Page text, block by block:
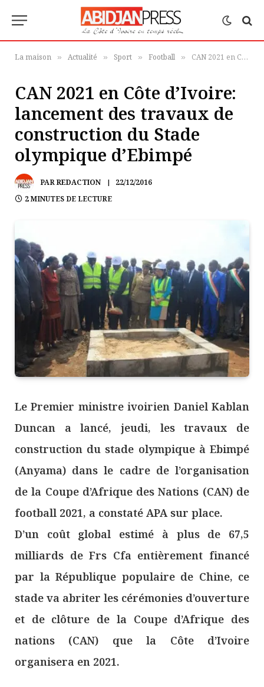
La maison » Actualité » Sport » Football » CAN 2021 en Côte d’Ivoire: lancement des travaux de construction du Stade olympique d’Ebimpé
CAN 2021 en Côte d’Ivoire:
lancement des travaux de
construction du Stade
olympique d’Ebimpé
PARREDACTION
22/12/2016
2 MINUTES DE LECTURE
Le Premier ministre ivoirien Daniel Kablan
Duncan a lancé, jeudi, les travaux de
construction du stade olympique à Ebimpé
(Anyama) dans le cadre de l’organisation
de la Coupe d’Afrique des Nations (CAN) de
football 2021, a constaté APA sur place.
D’un coût global estimé à plus de 67,5
milliards de Frs Cfa entièrement financé
par la République populaire de Chine, ce
stade va abriter les cérémonies d’ouverture
et de clôture de la Coupe d’Afrique des
nations (CAN) que la Côte d’Ivoire
organisera en 2021.